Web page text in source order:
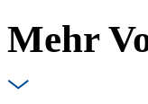
Mehr